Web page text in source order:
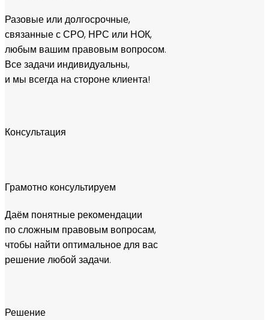
Разовые или долгосрочные,
связанные с СРО, НРС или НОК,
любым вашим правовым вопросом.
Все задачи индивидуальны,
и мы всегда на стороне клиента!
Консультация
Грамотно консультируем
Даём понятные рекомендации
по сложным правовым вопросам,
чтобы найти оптимальное для вас
решение любой задачи.
Решение